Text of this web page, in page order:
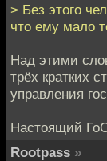
> Без этого
что ему мало
Над этими
трёх кратких
управления
Настоящий
Rootpass »